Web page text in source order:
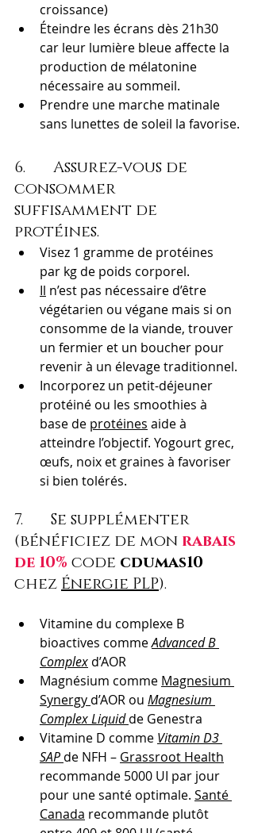
croissance)
Éteindre les écrans dès 21h30
car leur lumière bleue affecte la
production de mélatonine
nécessaire au sommeil.
Prendre une marche matinale
sans lunettes de soleil la favorise.
6.       Assurez-vous de
consommer
suffisamment de
protéines.
Visez 1 gramme de protéines
par kg de poids corporel.
Il n’est pas nécessaire d’être
végétarien ou végane mais si on
consomme de la viande, trouver
un fermier et un boucher pour
revenir à un élevage traditionnel.
Incorporez un petit-déjeuner
protéiné ou les smoothies à
base de protéines aide à
atteindre l’objectif. Yogourt grec,
œufs, noix et graines à favoriser
si bien tolérés.
7.       Se supplémenter
(bénéficiez de mon rabais
de 10% code cdumas10
chez Énergie PLP).
Vitamine du complexe B
bioactives comme Advanced B
Complex d’AOR
Magnésium comme Magnesium
Synergy d’AOR ou Magnesium
Complex Liquid de Genestra
Vitamine D comme Vitamin D3
SAP de NFH – Grassroot Health
recommande 5000 UI par jour
pour une santé optimale. Santé
Canada recommande plutôt